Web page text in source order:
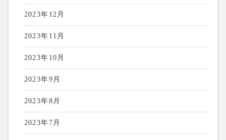
2023年12月
2023年11月
2023年10月
2023年9月
2023年8月
2023年7月